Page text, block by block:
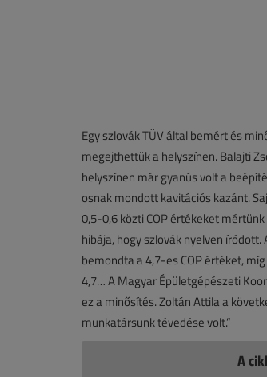
Egy szlovák TÜV által bemért és
megejthettük a helyszínen. Balajti
helyszínen már gyanús volt a
osnak mondott kavitációs kazánt.
0,5-0,6 közti COP értékeket
hibája, hogy szlovák nyelven
bemondta a 4,7-es COP értéket,
4,7… A Magyar Épületgépészeti
ez a minősítés. Zoltán Attila a
munkatársunk tévedése volt.”
A